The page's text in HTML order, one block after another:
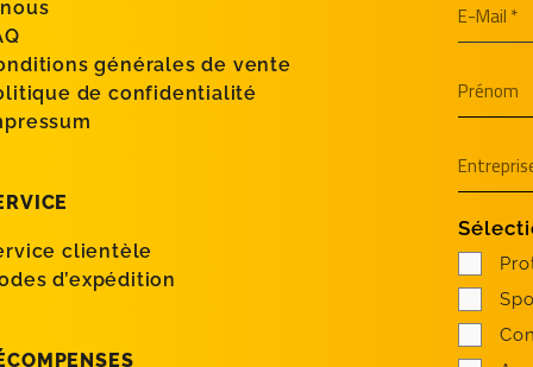
générales de vente
de confidentialité
clientèle
d’expédition